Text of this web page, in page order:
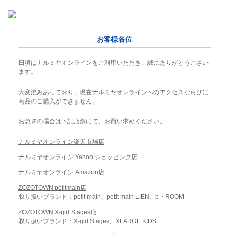
お客様各位
日頃はナルミヤオンラインをご利用いただき、誠にありがとうござい
ます。
大変混みあっており、現在ナルミヤオンラインへのアクセスならびに
商品のご購入ができません。
お急ぎの場合は下記店舗にて、お買い求めください。
ナルミヤオンライン楽天市場店
ナルミヤオンライン Yahoo!ショッピング店
ナルミヤオンライン Amazon店
ZOZOTOWN petitmain店
取り扱いブランド：petit main、petit main LIEN、b・ROOM
ZOZOTOWN X-girl Stages店
取り扱いブランド：X-girl Stages、XLARGE KIDS